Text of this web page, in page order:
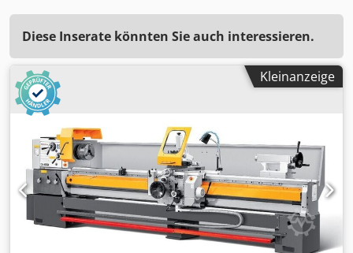
Diese Inserate könnten Sie auch interessieren.
Kleinanzeige